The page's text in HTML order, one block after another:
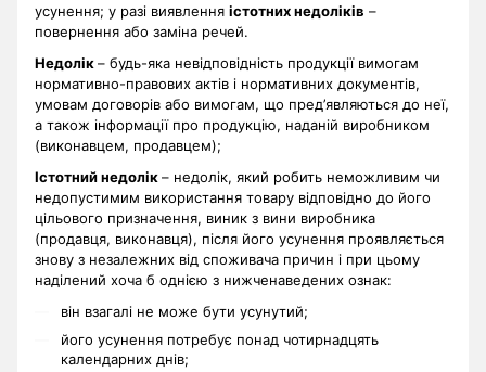
усунення; у разі виявлення істотних недоліків –
повернення або заміна речей.
Недолік– будь-яка невідповідність продукції вимогам
нормативно-правових актів і нормативних документів,
умовам договорів або вимогам, що пред’являються до неї,
а також інформації про продукцію, наданій виробником
(виконавцем, продавцем);
Істотний недолік– недолік, який робить неможливим чи
недопустимим використання товару відповідно до його
цільового призначення, виник з вини виробника
(продавця, виконавця), після його усунення проявляється
знову з незалежних від споживача причин і при цьому
наділений хоча б однією з нижченаведених ознак:
він взагалі не може бути усунутий;
його усунення потребує понад чотирнадцять
календарних днів;